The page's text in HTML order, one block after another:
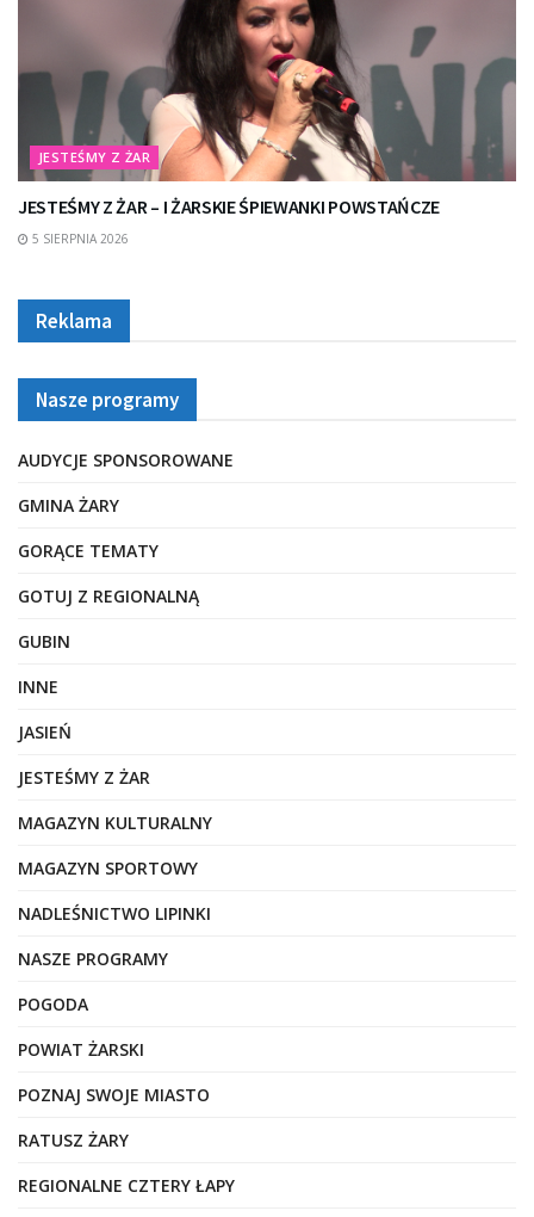
JESTEŚMY Z ŻAR
JESTEŚMY Z ŻAR – I ŻARSKIE ŚPIEWANKI POWSTAŃCZE
5 SIERPNIA 2026
Reklama
Nasze programy
AUDYCJE SPONSOROWANE
GMINA ŻARY
GORĄCE TEMATY
GOTUJ Z REGIONALNĄ
GUBIN
INNE
JASIEŃ
JESTEŚMY Z ŻAR
MAGAZYN KULTURALNY
MAGAZYN SPORTOWY
NADLEŚNICTWO LIPINKI
NASZE PROGRAMY
POGODA
POWIAT ŻARSKI
POZNAJ SWOJE MIASTO
RATUSZ ŻARY
REGIONALNE CZTERY ŁAPY